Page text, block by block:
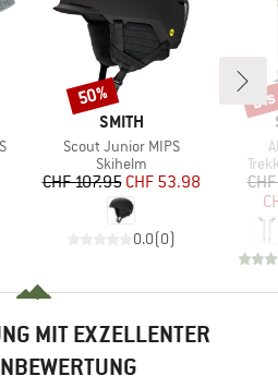
Preis
MARKE
SMITH
Artikel
Scout Junior MIPS
Produktgruppe
Skihelm
Preis
CHF 107.95reduzierter Preis
CHF 53.98
0.0(0)
Rabatt
50%
MIT EXZELLENTER